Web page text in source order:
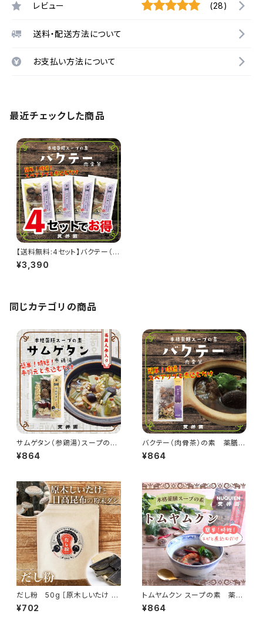
レビュー (28)
送料・配送方法について
お支払い方法について
最近チェックした商品
【送料無料:4セット】バクテー（肉
骨茶）の素 薬膳スープ 3〜4
人前 ×4袋
¥3,390
同じカテゴリの商品
サムゲタン（参鶏湯）スープの
素 薬膳ミックス
¥864
バクテー（肉骨茶）の素 薬膳ス
ープ 3〜4人前
¥864
だし粉 50g ［原木しいたけ と
日高昆布 の粉末出汁］
¥702
トムヤムクン スープの素 薬膳
スパイスミックス
¥864